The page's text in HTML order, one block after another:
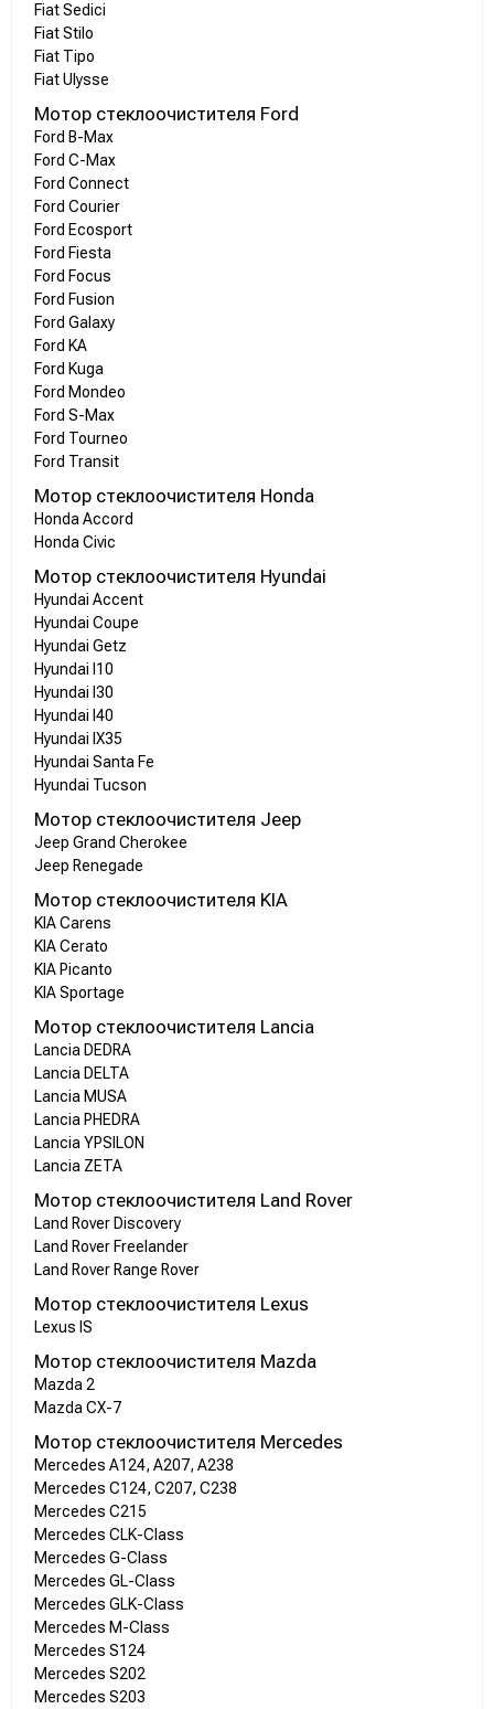
Fiat Sedici
Fiat Stilo
Fiat Tipo
Fiat Ulysse
Мотор стеклоочистителя Ford
Ford B-Max
Ford C-Max
Ford Connect
Ford Courier
Ford Ecosport
Ford Fiesta
Ford Focus
Ford Fusion
Ford Galaxy
Ford KA
Ford Kuga
Ford Mondeo
Ford S-Max
Ford Tourneo
Ford Transit
Мотор стеклоочистителя Honda
Honda Accord
Honda Civic
Мотор стеклоочистителя Hyundai
Hyundai Accent
Hyundai Coupe
Hyundai Getz
Hyundai I10
Hyundai I30
Hyundai I40
Hyundai IX35
Hyundai Santa Fe
Hyundai Tucson
Мотор стеклоочистителя Jeep
Jeep Grand Cherokee
Jeep Renegade
Мотор стеклоочистителя KIA
KIA Carens
KIA Cerato
KIA Picanto
KIA Sportage
Мотор стеклоочистителя Lancia
Lancia DEDRA
Lancia DELTA
Lancia MUSA
Lancia PHEDRA
Lancia YPSILON
Lancia ZETA
Мотор стеклоочистителя Land Rover
Land Rover Discovery
Land Rover Freelander
Land Rover Range Rover
Мотор стеклоочистителя Lexus
Lexus IS
Мотор стеклоочистителя Mazda
Mazda 2
Mazda CX-7
Мотор стеклоочистителя Mercedes
Mercedes A124, A207, A238
Mercedes C124, C207, C238
Mercedes C215
Mercedes CLK-Class
Mercedes G-Class
Mercedes GL-Class
Mercedes GLK-Class
Mercedes M-Class
Mercedes S124
Mercedes S202
Mercedes S203